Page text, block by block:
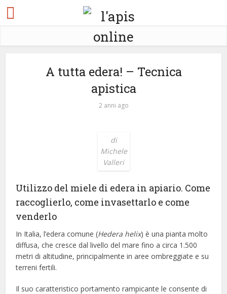
A tutta edera! – Tecnica
apistica
2 anni ago
di
Michele
Valleri
Utilizzo del miele di edera in apiario. Come
raccoglierlo, come invasettarlo e come
venderlo
In Italia, l’edera comune (Hedera helix) è una pianta molto
diffusa, che cresce dal livello del mare fino a circa 1.500
metri di altitudine, principalmente in aree ombreggiate e su
terreni fertili.
Il suo caratteristico portamento rampicante le consente di